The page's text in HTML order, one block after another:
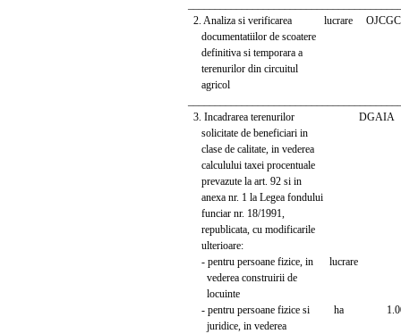
2. Analiza si verificarea lucrare OJCGC
documentatiilor de scoatere
definitiva si temporara a
terenurilor din circuitul
agricol
3. Incadrarea terenurilor DGAIA
solicitate de beneficiari in
clase de calitate, in vederea
calculului taxei procentuale
prevazute la art. 92 si in
anexa nr. 1 la Legea fondului
funciar nr. 18/1991,
republicata, cu modificarile
ulterioare:
- pentru persoane fizice, in lucrare
vederea construirii de
locuinte
- pentru persoane fizice si ha
juridice, in vederea